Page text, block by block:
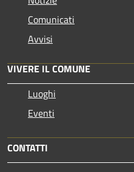
Comunicati
Avvisi
VIVERE IL COMUNE
Luoghi
Eventi
CONTATTI